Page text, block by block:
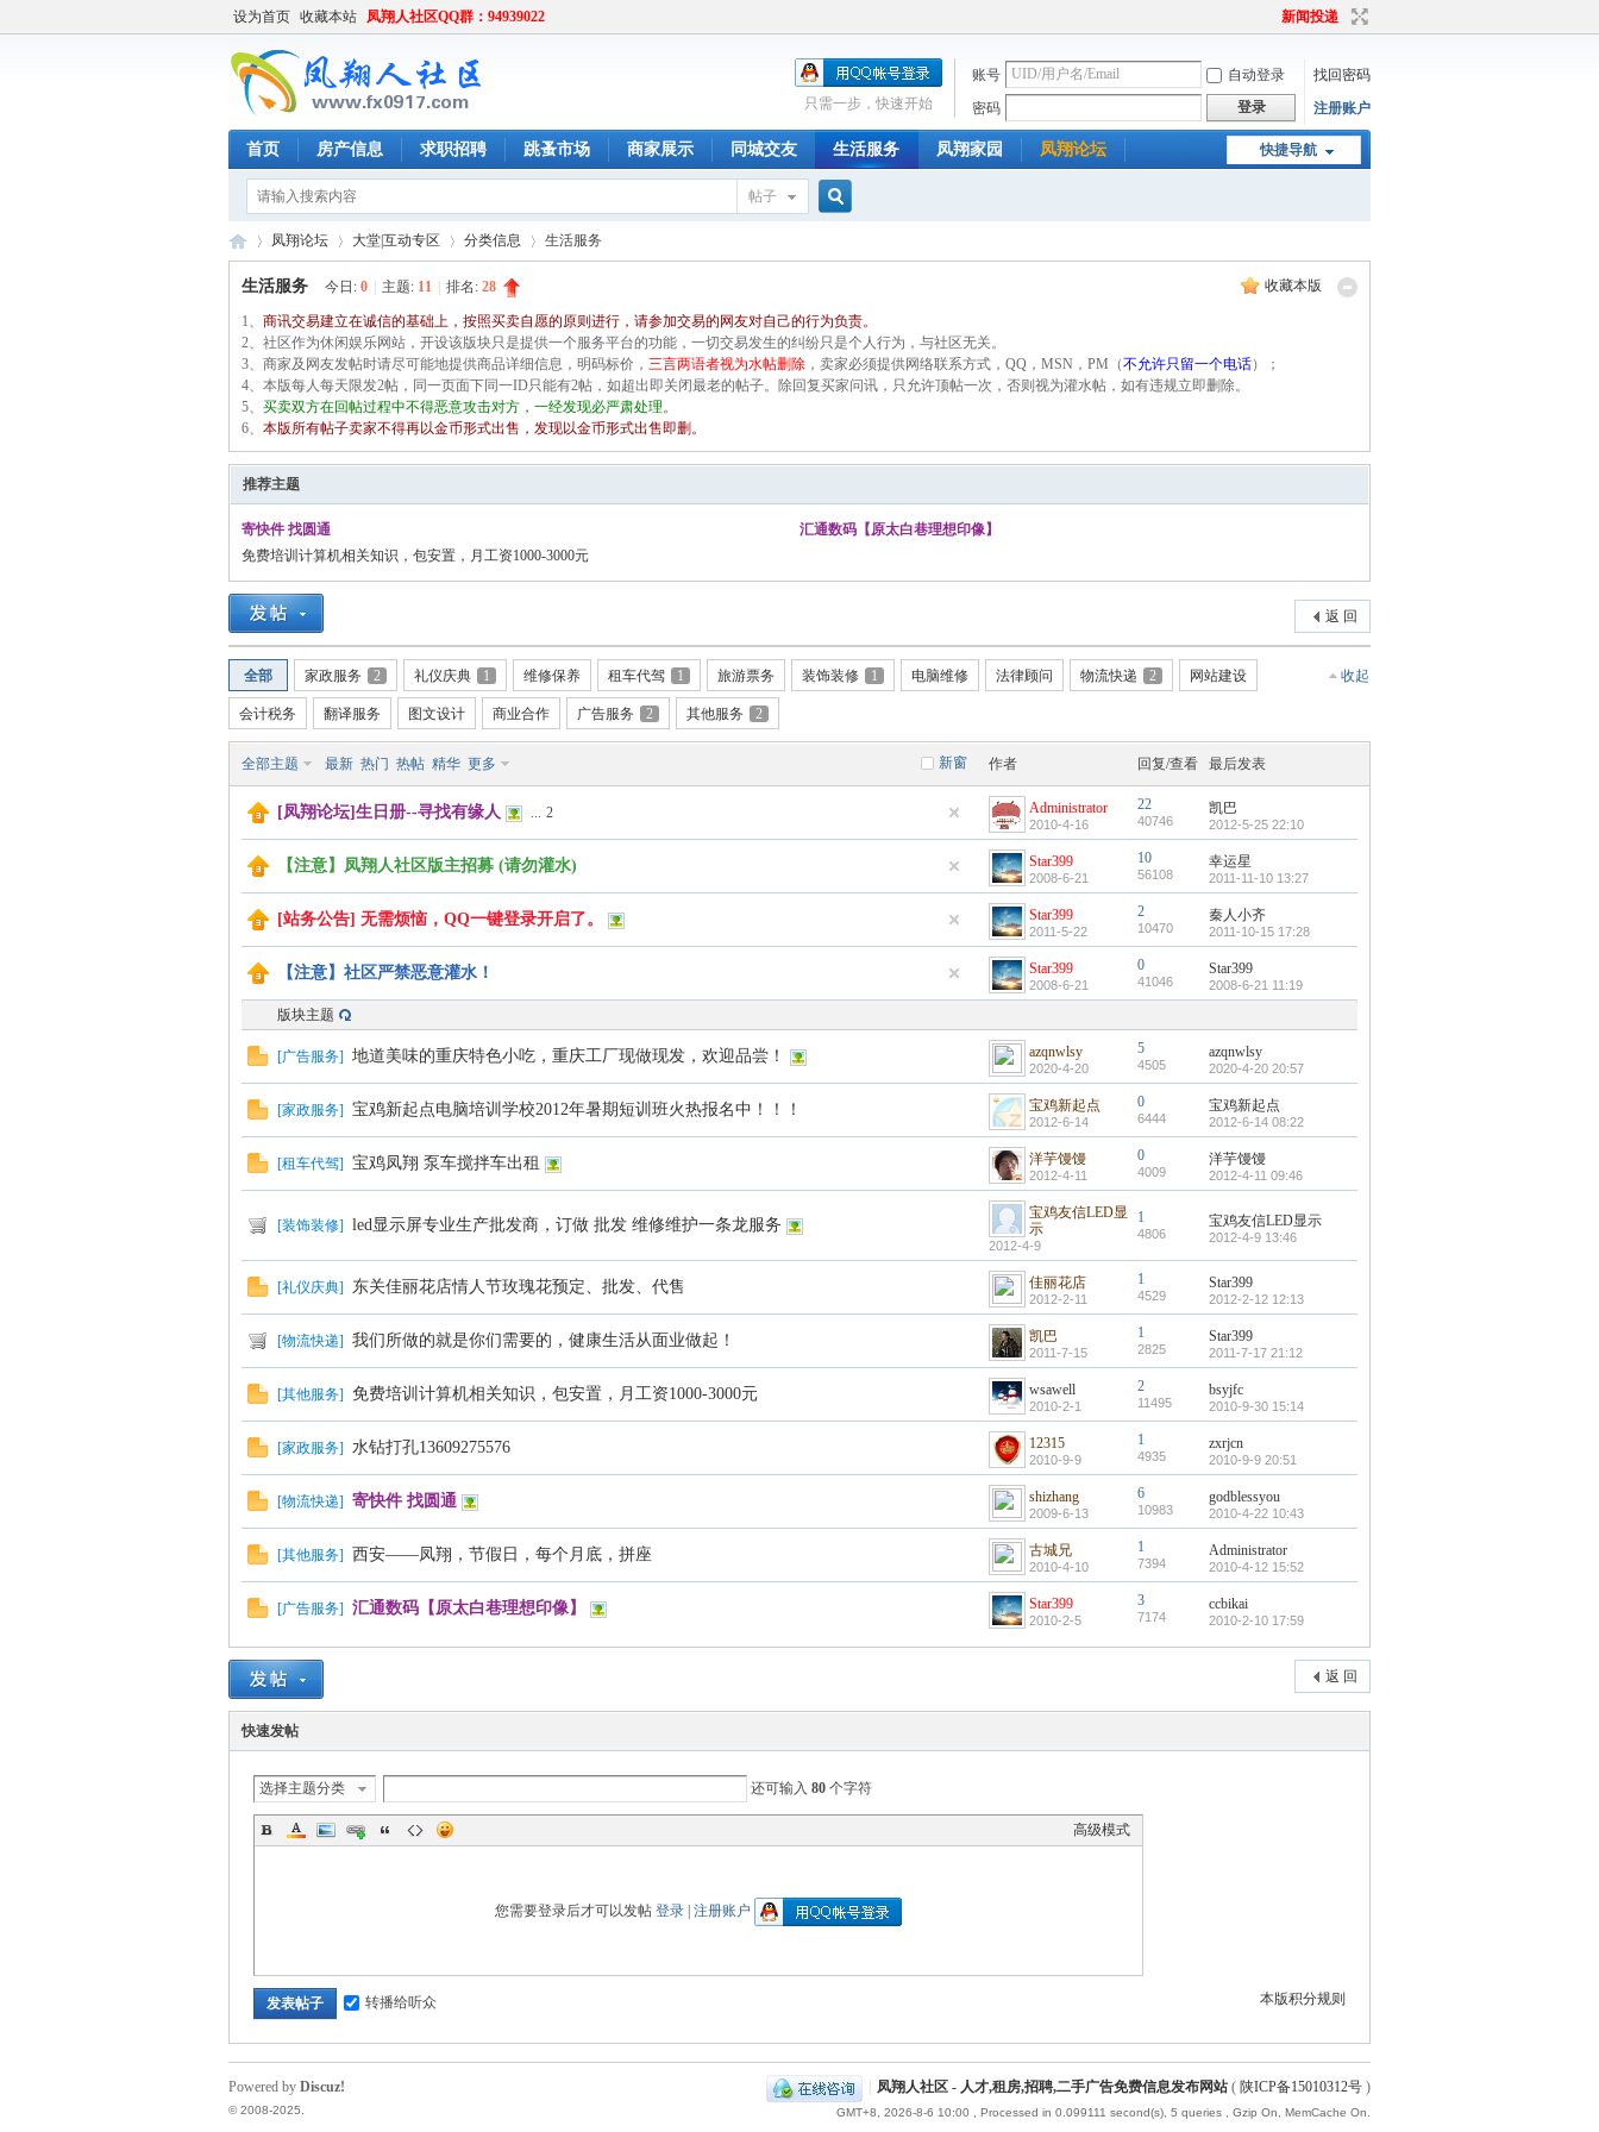
设为首页 收藏本站 凤翔人社区QQ群：94939022 新闻投递
账号 自动登录
找回密码
密码
登录 注册账户
只需一步，快速开始
快捷导航
首页 房产信息 求职招聘 跳蚤市场 商家展示 同城交友 生活服务 凤翔家园 凤翔论坛
帖子
索
凤
翔
»
凤翔论坛
›
大堂|互动专区
›
分类信息
›
生活服务
收藏本版
生活服务 今日: 0 主题: 11 排名: 28
1、 商讯交易建立在诚信的基础上，按照买卖自愿的原则进行，请参加交易的网友对自己的行为负责。
2、社区作为休闲娱乐网站，开设该版块只是提供一个服务平台的功能，一切交易发生的纠纷只是个人行为，与社区无关。
3、商家及网友发帖时请尽可能地提供商品详细信息，明码标价， 三言两语者视为水帖删除 ，卖家必须提供网络联系方式，QQ，MSN，PM（不允许只留一个电话）；
4、本版每人每天限发2帖，同一页面下同一ID只能有2帖，如超出即关闭最老的帖子。除回复买家问讯，只允许顶帖一次，否则视为灌水帖，如有违规立即删除。
5、 买卖双方在回帖过程中不得恶意攻击对方，一经发现必严肃处理。
6、 本版所有帖子卖家不得再以金币形式出售，发现以金币形式出售即删。
推荐主题
寄快件 找圆通
汇通数码【原太白巷理想印像】
免费培训计算机相关知识，包安置，月工资1000-3000元
返 回
收起
全部 家政服务 2 礼仪庆典 1 维修保养 租车代驾 1 旅游票务 装饰装修 1 电脑维修 法律顾问 物流快递 2 网站建设
会计税务 翻译服务 图文设计 商业合作 广告服务 2 其他服务 2
新窗
全部主题 最新 热门 热帖 精华 更多 作者 回复/查看 最后发表
[凤翔论坛]生日册--寻找有缘人 ... 2 Administrator
2010-4-16
22
40746
凯巴
2012-5-25 22:10
【注意】凤翔人社区版主招募 (请勿灌水) Star399
2008-6-21
10
56108
幸运星
2011-11-10 13:27
[站务公告] 无需烦恼，QQ一键登录开启了。 Star399
2011-5-22
2
10470
秦人小齐
2011-10-15 17:28
【注意】社区严禁恶意灌水！ Star399
2008-6-21
0
41046
Star399
2008-6-21 11:19
版块主题
[广告服务] 地道美味的重庆特色小吃，重庆工厂现做现发，欢迎品尝！ azqnwlsy
2020-4-20
5
4505
azqnwlsy
2020-4-20 20:57
[家政服务] 宝鸡新起点电脑培训学校2012年暑期短训班火热报名中！！！ 宝鸡新起点
2012-6-14
0
6444
宝鸡新起点
2012-6-14 08:22
[租车代驾] 宝鸡凤翔 泵车搅拌车出租 洋芋馒馒
2012-4-11
0
4009
洋芋馒馒
2012-4-11 09:46
[装饰装修] led显示屏专业生产批发商，订做 批发 维修维护一条龙服务
宝鸡友信LED显
示
2012-4-9
1
4806
宝鸡友信LED显示
2012-4-9 13:46
[礼仪庆典] 东关佳丽花店情人节玫瑰花预定、批发、代售 佳丽花店
2012-2-11
1
4529
Star399
2012-2-12 12:13
[物流快递] 我们所做的就是你们需要的，健康生活从面业做起！ 凯巴
2011-7-15
1
2825
Star399
2011-7-17 21:12
[其他服务] 免费培训计算机相关知识，包安置，月工资1000-3000元 wsawell
2010-2-1
2
11495
bsyjfc
2010-9-30 15:14
[家政服务] 水钻打孔13609275576 12315
2010-9-9
1
4935
zxrjcn
2010-9-9 20:51
[物流快递] 寄快件 找圆通 shizhang
2009-6-13
6
10983
godblessyou
2010-4-22 10:43
[其他服务] 西安——凤翔，节假日，每个月底，拼座 古城兄
2010-4-10
1
7394
Administrator
2010-4-12 15:52
[广告服务] 汇通数码【原太白巷理想印像】 Star399
2010-2-5
3
7174
ccbikai
2010-2-10 17:59
返 回
快速发帖
选择主题分类 还可输入 80 个字符
高级模式
您需要登录后才可以发帖 登录 注册账户
本版积分规则
发表帖子 转播给听众
凤翔人社区 - 人才,租房,招聘,二手广告免费信息发布网站 ( 陕ICP备15010312号 )
GMT+8, 2026-8-6 10:00 , Processed in 0.099111 second(s), 5 queries , Gzip On, MemCache On.
Powered by Discuz!
© 2008-2025.